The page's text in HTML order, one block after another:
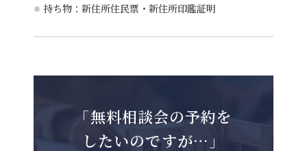
持ち物：新住所住民票・新住所印鑑証明
「無料相談会の予約を
したいのですが…」